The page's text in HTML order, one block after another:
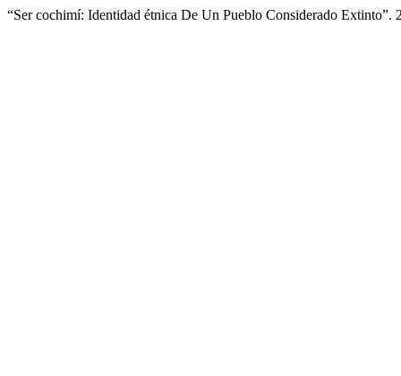
“Ser cochimí: Identidad étnica De Un Pueblo Considerado Extinto”.